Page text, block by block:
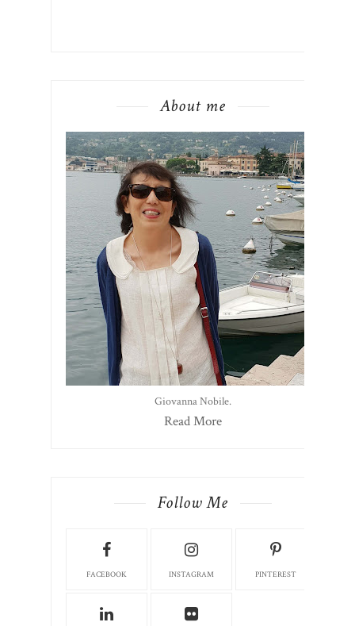
About me
Giovanna Nobile.
Read More
Follow Me
FACEBOOK INSTAGRAM PINTEREST